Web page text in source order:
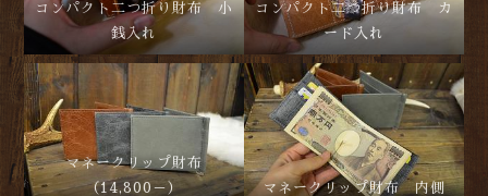
コンパクト二つ折り財布 小
銭入れ
コンパクト二つ折り財布 カ
ード入れ
マネークリップ財布
（14,800－）
マネークリップ財布 内側